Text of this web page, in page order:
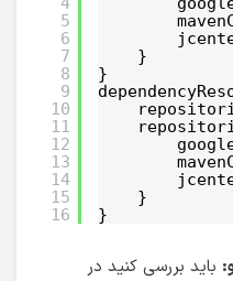
5
6
7
8
9
10
11
12
13
14
15
16
}
}
}
}
باید بررسی کنید در